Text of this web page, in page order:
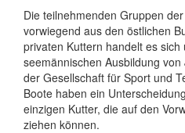
Die teilnehmenden Gruppen
vorwiegend aus den östlichen
privaten Kuttern handelt es
seemännischen Ausbildung
der Gesellschaft für Sport und
Boote haben ein
einzigen Kutter, die auf den
ziehen können.